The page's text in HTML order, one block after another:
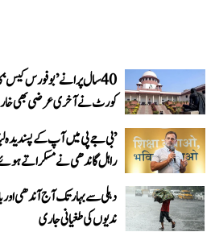
40 سال پرانے ’بوفورس
کورٹ نے آخری عرضی بھی
’بی جے پی میں آپ کے
راہل گاندھی نے مسکراتے
دہلی سے بہار تک آج آندھی اور
ندیوں کی طغیانی جاری